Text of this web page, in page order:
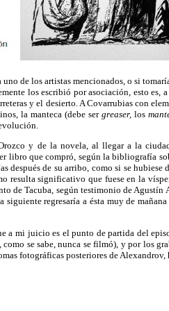
de los artistas mencionados, o si
los escribió por asociación, esto es,
y el desierto. A Covarrubias con
la manteca (debe ser greaser,los
y de la novela, al llegar a la
libro que compró, según la bibliografía
de su arribo, como si se hubiese
resulta significativo que fuese en la
de Tacuba, según testimonio de Agustín
regresaría a ésta muy de
a mi juicio es el punto de partida del
se sabe, nunca se filmó), y por los
fotográficas posteriores de